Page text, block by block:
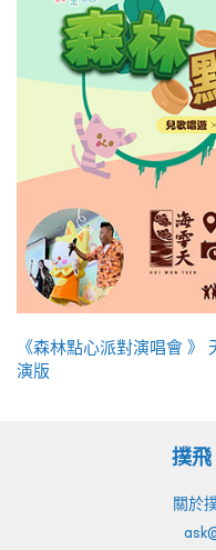
《森林點心派對演唱會 》
演版
撲飛
關於